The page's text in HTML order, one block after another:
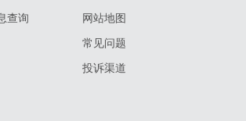
查询 网站地图
常见问题
投诉渠道